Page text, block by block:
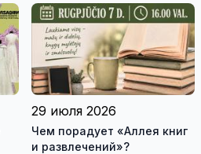
29 июля 2026
Чем порадует «Аллея книг
и развлечений»?